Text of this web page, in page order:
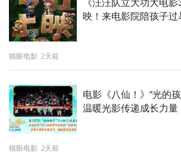
《汪汪队立大功大电
映！来电影院陪孩子过
猫眼电影 2天前
电影《八仙！》“光的
温暖光影传递成长力量
猫眼电影 2天前